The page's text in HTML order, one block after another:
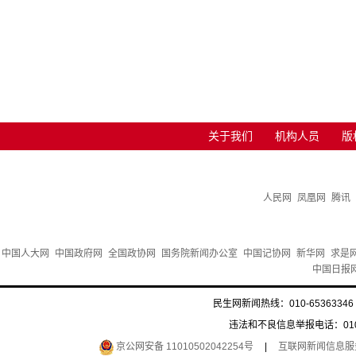
关于我们 机构人员 版
人民网 凤凰网 腾讯
中国人大网 中国政府网 全国政协网 国务院新闻办公室 中国记协网 新华网
求是
中国日报
民生网新闻热线：010-
违法和不良信息举报电话：
京公网安备 11010502042254号
互联网新闻信息